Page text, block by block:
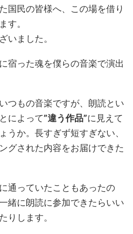
国民の皆様へ、この場を借り
す。
いました。
宿った魂を僕らの音楽で演出
つもの音楽ですが、朗読とい
によって”違う作品”に見えて
うか。長すぎず短すぎない、
グされた内容をお届けできた
通っていたこともあったの
緒に朗読に参加できたらいい
りします。